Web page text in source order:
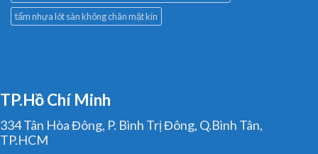
tấm nhựa lót sàn không chân mặt kín
TP.Hồ Chí Minh
334 Tân Hòa Đông, P. Bình Trị Đông, Q.Bình Tân,
TP.HCM